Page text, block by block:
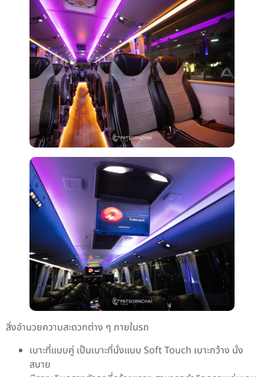
สิ่งอำนวยความสะดวกต่าง ๆ ภายในรถ
เบาะที่แบบคู่ เป็นเบาะที่นั่งแบบ Soft Touch เบาะกว้าง นั่ง
สบาย